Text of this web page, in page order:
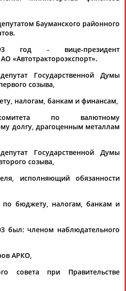
Андрей
Герман
АБДУЛАЕВ
Камиль
АБДУЛАЗИЗОВ
Загалав
ПЕРСОНЫ
Бауманского районного
- вице-президент
«Автотрактороэкспорт».
Государственной Думы
созыва,
налогам, банкам и финансам,
по валютному
долгу, драгоценным металлам
Государственной Думы
созыва,
исполняющий обязанности
по бюджету, налогам, банкам и
был: членом наблюдательного
АРКО,
совета при Правительстве